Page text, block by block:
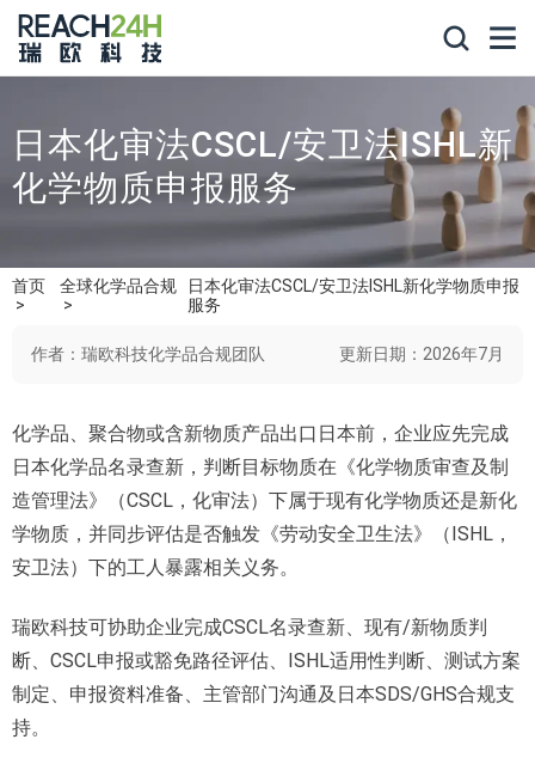
日本化审法CSCL/安卫法ISHL新
化学物质申报服务
首页 全球化学品合规
日本化审法CSCL/安卫法ISHL新化学物质申报
服务
作者：瑞欧科技化学品合规团队 更新日期：2026年7月
化学品、聚合物或含新物质产品出口日本前，企业应先完成
日本化学品名录查新，判断目标物质在《化学物质审查及制
造管理法》（CSCL，化审法）下属于现有化学物质还是新化
学物质，并同步评估是否触发《劳动安全卫生法》（ISHL，
安卫法）下的工人暴露相关义务。
瑞欧科技可协助企业完成CSCL名录查新、现有/新物质判
断、CSCL申报或豁免路径评估、ISHL适用性判断、测试方案
制定、申报资料准备、主管部门沟通及日本SDS/GHS合规支
持。